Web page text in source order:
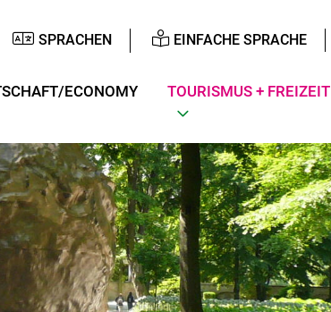
SPRACHEN EINFACHE SPRACHE
ECONOMY TOURISMUS + FREIZEIT